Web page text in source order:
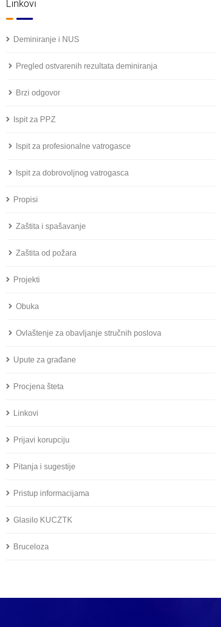
Linkovi
Deminiranje i NUS
Pregled ostvarenih rezultata deminiranja
Brzi odgovor
Ispit za PPZ
Ispit za profesionalne vatrogasce
Ispit za dobrovoljnog vatrogasca
Propisi
Zaštita i spašavanje
Zaštita od požara
Projekti
Obuka
Ovlaštenje za obavljanje stručnih poslova
Upute za građane
Procjena šteta
Linkovi
Prijavi korupciju
Pitanja i sugestije
Pristup informacijama
Glasilo KUCZTK
Bruceloza